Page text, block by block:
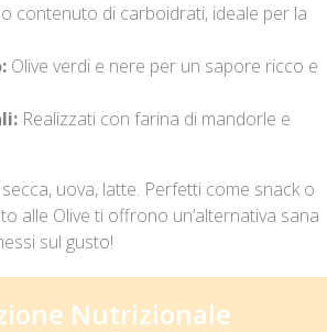
contenuto di carboidrati, ideale per la
Olive verdi e nere per un sapore ricco e
Realizzati con farina di mandorle e
uova, latte. Perfetti come snack o
alle Olive ti offrono un’alternativa sana
sul gusto!
Nutrizionale